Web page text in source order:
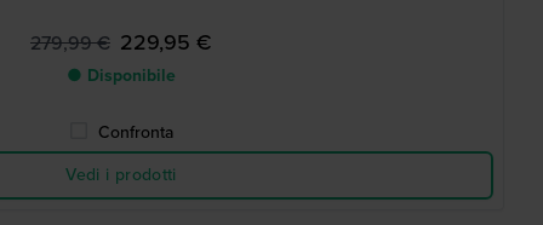
279,99 € 229,95 €
● Disponibile
Confronta
Vedi i prodotti